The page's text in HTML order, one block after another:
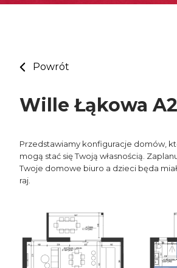
Powrót
Wille Łąkowa A2
Przedstawiamy konfiguracje domów,
mogą stać się Twoją własnością.
Twoje domowe biuro a dzieci będa
raj.